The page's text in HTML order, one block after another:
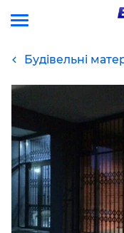
Будівельні